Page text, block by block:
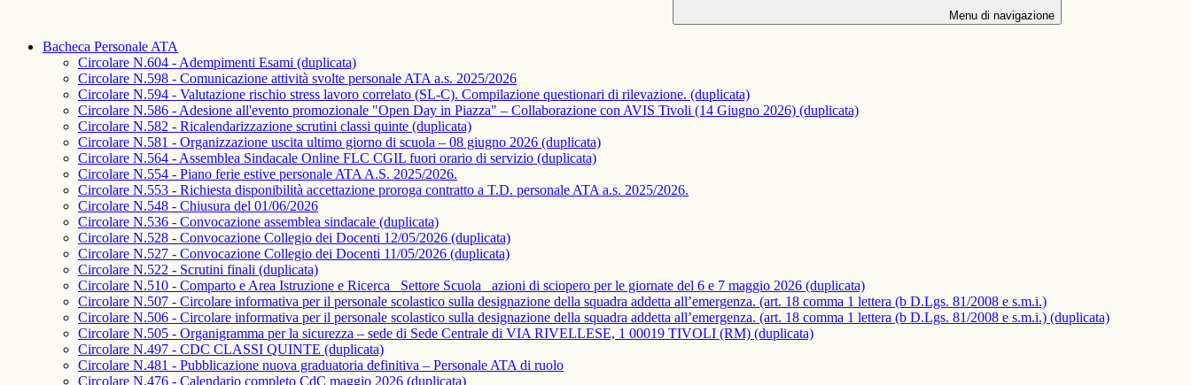
Menu di navigazione
Bacheca Personale ATA
Circolare N.604 - Adempimenti Esami (duplicata)
Circolare N.598 - Comunicazione attività svolte personale ATA a.s. 2025/2026
Circolare N.594 - Valutazione rischio stress lavoro correlato (SL-C). Compilazione questionari di rilevazione. (duplicata)
Circolare N.586 - Adesione all'evento promozionale "Open Day in Piazza" – Collaborazione con AVIS Tivoli (14 Giugno 2026) (duplicata)
Circolare N.582 - Ricalendarizzazione scrutini classi quinte (duplicata)
Circolare N.581 - Organizzazione uscita ultimo giorno di scuola – 08 giugno 2026 (duplicata)
Circolare N.564 - Assemblea Sindacale Online FLC CGIL fuori orario di servizio (duplicata)
Circolare N.554 - Piano ferie estive personale ATA A.S. 2025/2026.
Circolare N.553 - Richiesta disponibilità accettazione proroga contratto a T.D. personale ATA a.s. 2025/2026.
Circolare N.548 - Chiusura del 01/06/2026
Circolare N.536 - Convocazione assemblea sindacale (duplicata)
Circolare N.528 - Convocazione Collegio dei Docenti 12/05/2026 (duplicata)
Circolare N.527 - Convocazione Collegio dei Docenti 11/05/2026 (duplicata)
Circolare N.522 - Scrutini finali (duplicata)
Circolare N.510 - Comparto e Area Istruzione e Ricerca_ Settore Scuola_ azioni di sciopero per le giornate del 6 e 7 maggio 2026 (duplicata)
Circolare N.507 - Circolare informativa per il personale scolastico sulla designazione della squadra addetta all’emergenza. (art. 18 comma 1 lettera (b D.Lgs. 81/2008 e s.m.i.)
Circolare N.506 - Circolare informativa per il personale scolastico sulla designazione della squadra addetta all’emergenza. (art. 18 comma 1 lettera (b D.Lgs. 81/2008 e s.m.i.) (duplicata)
Circolare N.505 - Organigramma per la sicurezza – sede di Sede Centrale di VIA RIVELLESE, 1 00019 TIVOLI (RM) (duplicata)
Circolare N.497 - CDC CLASSI QUINTE (duplicata)
Circolare N.481 - Pubblicazione nuova graduatoria definitiva – Personale ATA di ruolo
Circolare N.476 - Calendario completo CdC maggio 2026 (duplicata)